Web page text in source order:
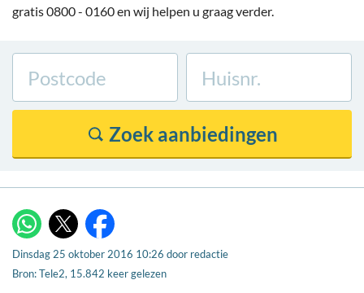
gratis 0800 - 0160 en wij helpen u graag verder.
WhatsApp
X Facebook
Dinsdag 25 oktober 2016 10:26 door redactie
Bron: Tele2, 15.842 keer gelezen